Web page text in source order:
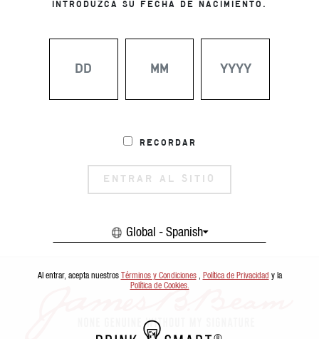
INTRODUZCA SU FECHA DE NACIMIENTO.
Recordar
ENTRAR AL SITIO
Global - Spanish
Al entrar, acepta nuestros Términos y Condiciones, Política de Privacidad y la
Política de Cookies.